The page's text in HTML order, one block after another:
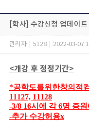
[학사] 수강신청 업데이
관리자 5128 2022-03-07
<개강 후 정정기간>
​*공학도를위한창의적
​11127, 11128
​-3/8 16시에 각 6명 증
​-추가 수강허용x